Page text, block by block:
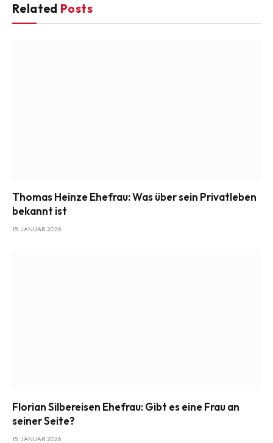
Related Posts
Thomas Heinze Ehefrau: Was über sein Privatleben
bekannt ist
15. JANUAR 2026
Florian Silbereisen Ehefrau: Gibt es eine Frau an
seiner Seite?
15. JANUAR 2026